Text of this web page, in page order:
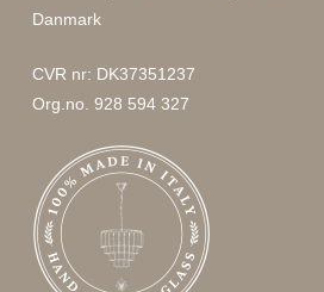
Danmark
CVR nr: DK37351237
Org.no. 928 594 327